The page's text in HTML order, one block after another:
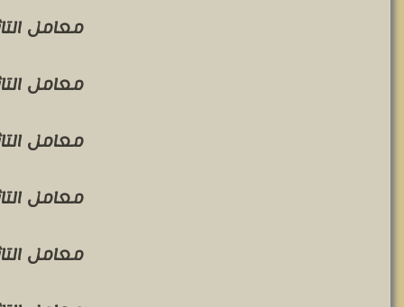
معامل
معامل
معامل
معامل
معامل